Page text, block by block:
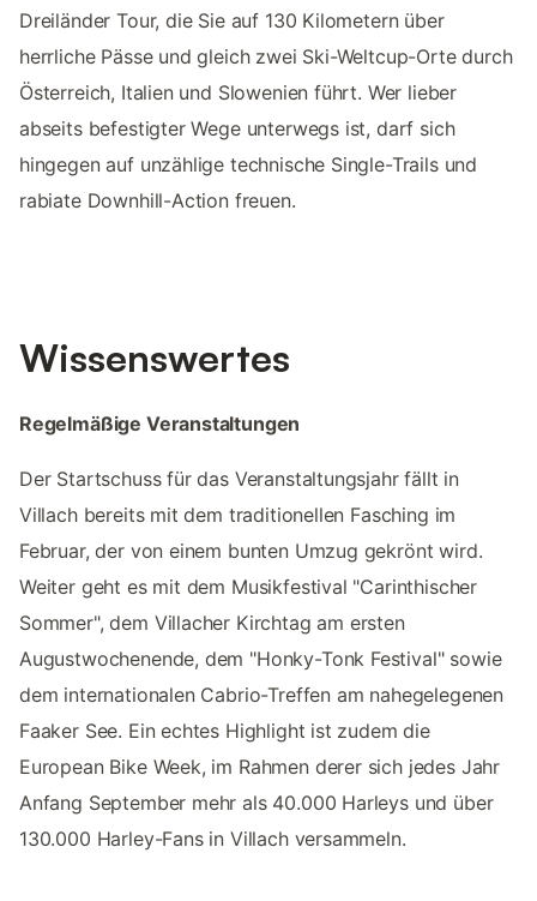
Dreiländer Tour, die Sie auf 130 Kilometern über
herrliche Pässe und gleich zwei Ski-Weltcup-Orte durch
Österreich, Italien und Slowenien führt. Wer lieber
abseits befestigter Wege unterwegs ist, darf sich
hingegen auf unzählige technische Single-Trails und
rabiate Downhill-Action freuen.
Wissenswertes
Regelmäßige Veranstaltungen
Der Startschuss für das Veranstaltungsjahr fällt in
Villach bereits mit dem traditionellen Fasching im
Februar, der von einem bunten Umzug gekrönt wird.
Weiter geht es mit dem Musikfestival "Carinthischer
Sommer", dem Villacher Kirchtag am ersten
Augustwochenende, dem "Honky-Tonk Festival" sowie
dem internationalen Cabrio-Treffen am nahegelegenen
Faaker See. Ein echtes Highlight ist zudem die
European Bike Week, im Rahmen derer sich jedes Jahr
Anfang September mehr als 40.000 Harleys und über
130.000 Harley-Fans in Villach versammeln.